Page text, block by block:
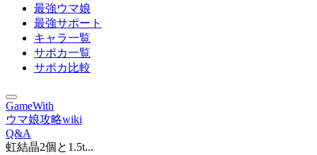
最強ウマ娘
最強サポート
キャラ一覧
サポカ一覧
サポカ比較
GameWith
ウマ娘攻略wiki
Q&A
虹結晶2個と1.5t...